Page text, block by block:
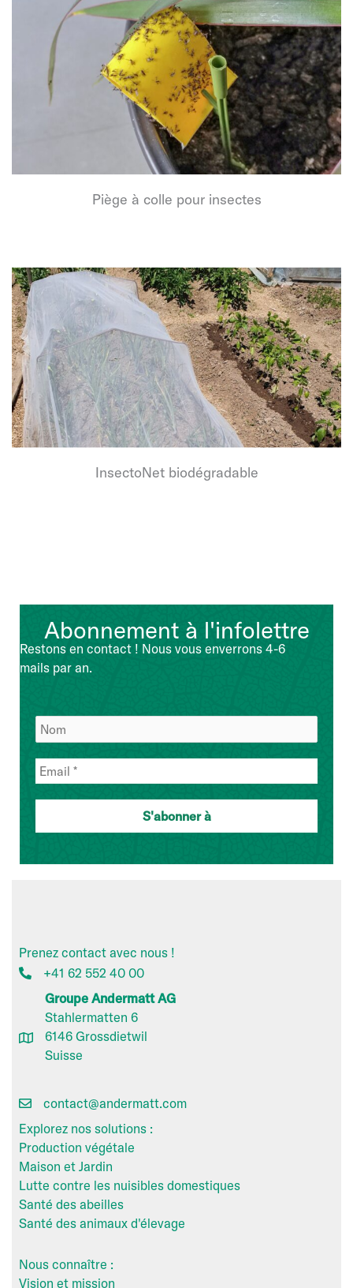
Piège à colle pour insectes
InsectoNet biodégradable
Abonnement à l'infolettre
Restons en contact ! Nous vous enverrons 4-6
mails par an.
Prenez contact avec nous !
+41 62 552 40 00
Groupe Andermatt AG
Stahlermatten 6
6146 Grossdietwil
Suisse
contact@andermatt.com
Explorez nos solutions :
Production végétale
Maison et Jardin
Lutte contre les nuisibles domestiques
Santé des abeilles
Santé des animaux d'élevage
Nous connaître :
Vision et mission